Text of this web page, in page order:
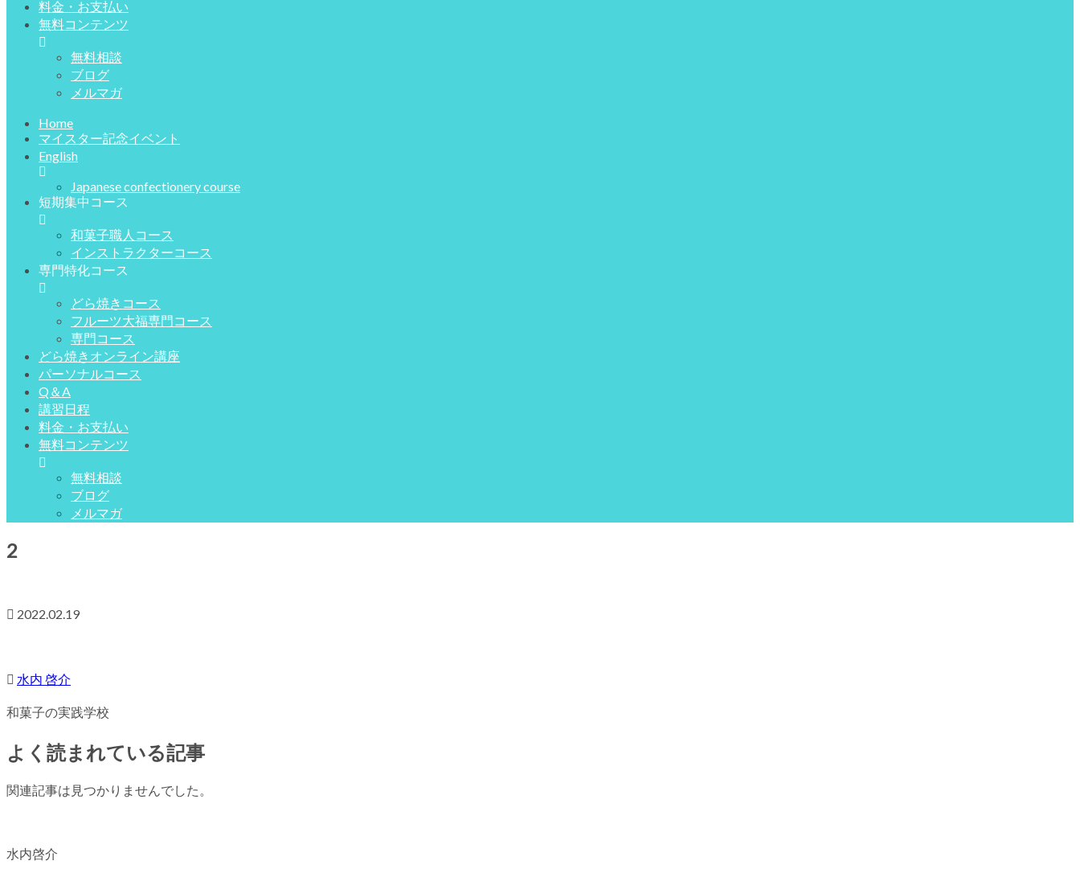
料金・お支払い
無料コンテンツ
無料相談
ブログ
メルマガ
Home
マイスター記念イベント
English
Japanese confectionery course
短期集中コース
和菓子職人コース
インストラクターコース
専門特化コース
どら焼きコース
フルーツ大福専門コース
専門コース
どら焼きオンライン講座
パーソナルコース
Q＆A
講習日程
料金・お支払い
無料コンテンツ
無料相談
ブログ
メルマガ
2
2022.02.19
水内 啓介
和菓子の実践学校
よく読まれている記事
関連記事は見つかりませんでした。
水内啓介